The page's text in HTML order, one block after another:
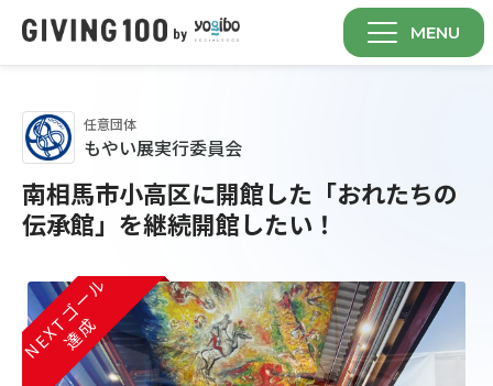
MENU
もやい展実行委員会
任意団体
南相馬市小高区に開館した「おれたちの
伝承館」を継続開館したい！
NEXTゴール
達成
NEXTゴール
達成
NEXTゴール
達成